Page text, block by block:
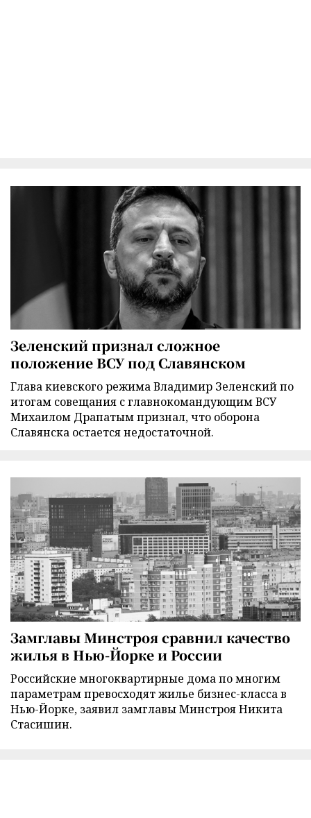
Зеленский признал сложное
положение ВСУ под Славянском
Глава киевского режима Владимир Зеленский по
итогам совещания с главнокомандующим ВСУ
Михаилом Драпатым признал, что оборона
Славянска остается недостаточной.
Замглавы Минстроя сравнил качество
жилья в Нью-Йорке и России
Российские многоквартирные дома по многим
параметрам превосходят жилье бизнес-класса в
Нью-Йорке, заявил замглавы Минстроя Никита
Стасишин.